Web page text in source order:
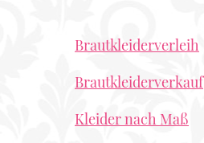
Brautkleiderverleih
Brautkleiderverkauf
Kleider nach Maß